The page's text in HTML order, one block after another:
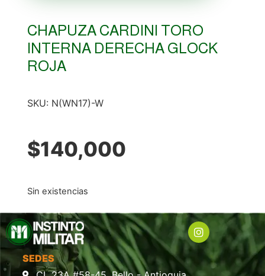
CHAPUZA CARDINI TORO
INTERNA DERECHA GLOCK
ROJA
SKU: N(WN17)-W
$140,000
Sin existencias
SEDES